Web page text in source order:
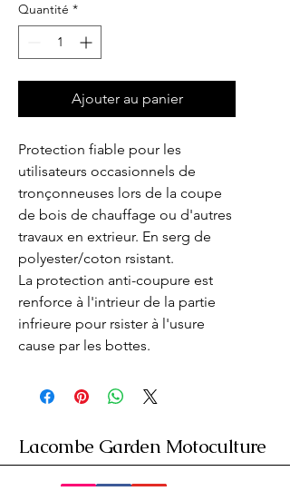
Quantité *
Ajouter au panier
Protection fiable pour les
utilisateurs occasionnels de
tronçonneuses lors de la coupe
de bois de chauffage ou d'autres
travaux en extrieur. En serg de
polyester/coton rsistant.
La protection anti-coupure est
renforce à l'intrieur de la partie
infrieure pour rsister à l'usure
cause par les bottes.
Lacombe Garden Motoculture